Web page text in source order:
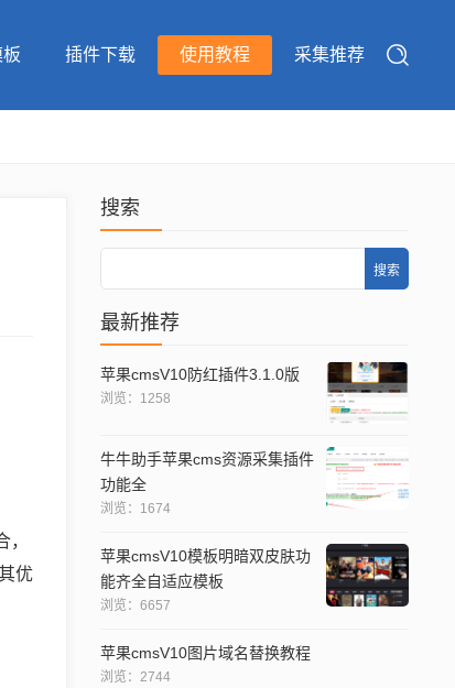
插件下载 使用教程 采集推荐
搜索
最新推荐
苹果cmsV10防红插件3.1.0版
浏览：1258
牛牛助手苹果cms资源采集插件
功能全
浏览：1674
苹果cmsV10模板明暗双皮肤功
能齐全自适应模板
浏览：6657
苹果cmsV10图片域名替换教程
浏览：2744
优